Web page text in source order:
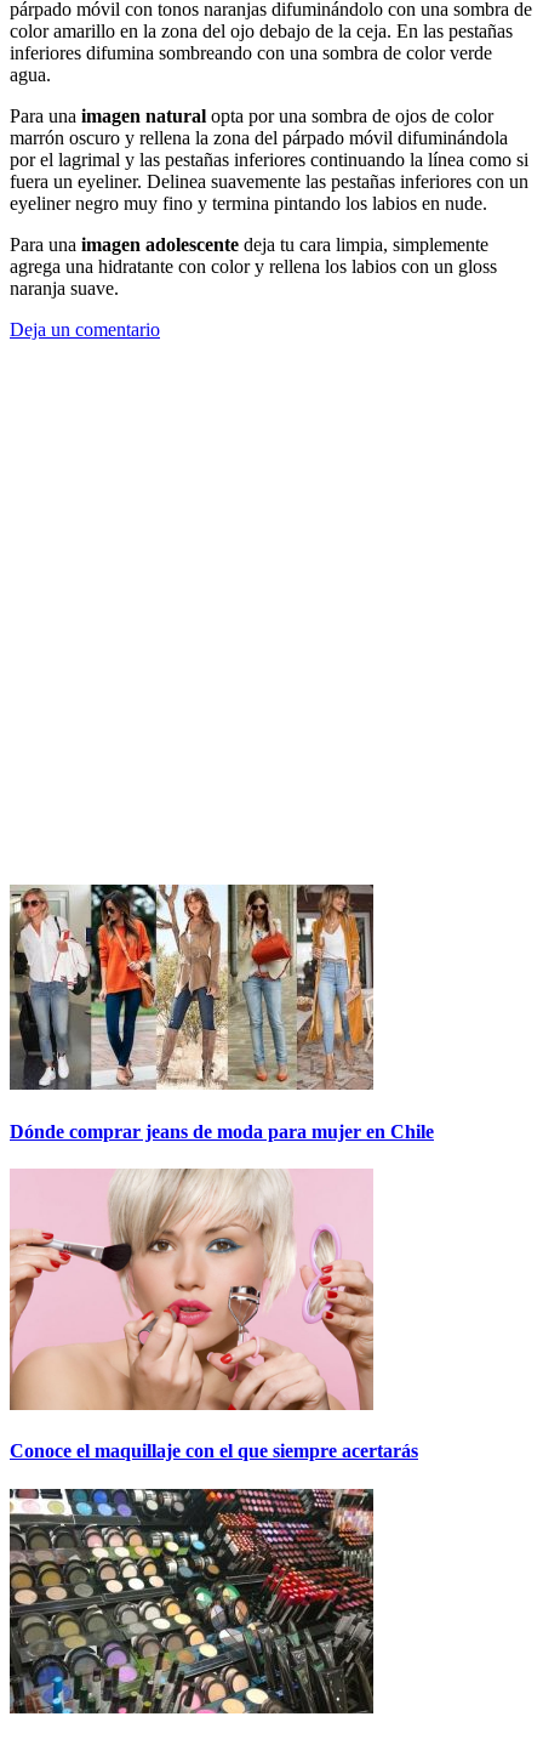
párpado móvil con tonos naranjas difuminándolo con una sombra de
color amarillo en la zona del ojo debajo de la ceja. En las pestañas
inferiores difumina sombreando con una sombra de color verde
agua.
Para una imagen natural opta por una sombra de ojos de color
marrón oscuro y rellena la zona del párpado móvil difuminándola
por el lagrimal y las pestañas inferiores continuando la línea como si
fuera un eyeliner. Delinea suavemente las pestañas inferiores con un
eyeliner negro muy fino y termina pintando los labios en nude.
Para una imagen adolescente deja tu cara limpia, simplemente
agrega una hidratante con color y rellena los labios con un gloss
naranja suave.
Deja un comentario
Dónde comprar jeans de moda para mujer en Chile
Conoce el maquillaje con el que siempre acertarás